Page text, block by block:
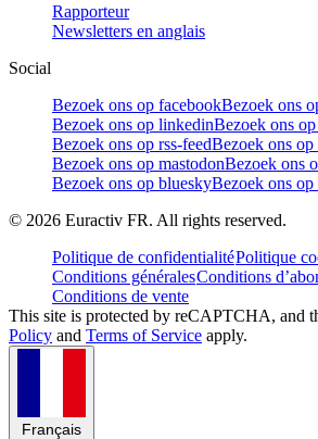
Rapporteur
Newsletters en anglais
Social
Bezoek ons op facebookBezoek ons
Bezoek ons op linkedinBezoek ons
Bezoek ons op rss-feedBezoek ons op
Bezoek ons op mastodonBezoek ons
Bezoek ons op blueskyBezoek ons op
© 2026 Euractiv FR. All rights reserved.
Politique de confidentialitéPolitique
Conditions généralesConditions
Conditions de vente
This site is protected by reCAPTCHA, and
Policy and Terms of Service apply.
Français